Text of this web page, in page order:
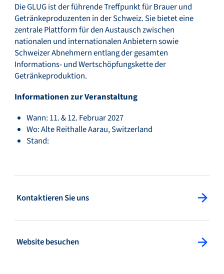
Die GLUG ist der führende Treffpunkt für Brauer und
Getränkeproduzenten in der Schweiz. Sie bietet eine
zentrale Plattform für den Austausch zwischen
nationalen und internationalen Anbietern sowie
Schweizer Abnehmern entlang der gesamten
Informations- und Wertschöpfungskette der
Getränkeproduktion.
Informationen zur Veranstaltung
Wann: 11. & 12. Februar 2027
Wo: Alte Reithalle Aarau, Switzerland
Stand:
Kontaktieren Sie uns: Kontaktieren Sie uns
Website besuchen: Website besuchen